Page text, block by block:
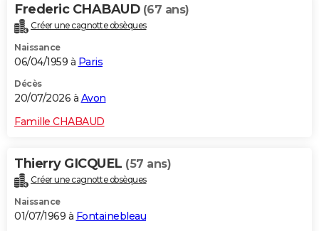
Carte de Noël
Carte Bonne année
Carte Saint-Valentin
Carte Pâques
Carte d'anniversaire
DICTIONNAIRE
Dictionnaire
Biographies
Citations
Expressions
Proverbes
PROGRAMME TV
S'inscrire
Se connecter
Lycées
Collèges
Primaires
Universités
Entreprises
Service militaire
Avis de recherche
AVIS DE DÉCÈS
FORUM
Bricolage
Lifestyle
Culture
Sport
Auto
Television
Voyage
Cinema
Frederic CHABAUD (67 ans)
Créer une cagnotte obsèques
Naissance
06/04/1959 à Paris
Décès
20/07/2026 à Avon
Famille CHABAUD
Thierry GICQUEL (57 ans)
Créer une cagnotte obsèques
Naissance
01/07/1969 à Fontainebleau